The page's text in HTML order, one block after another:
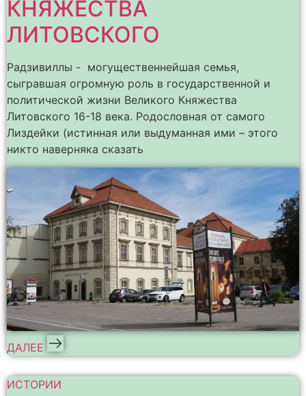
КНЯЖЕСТВА
ЛИТОВСКОГО
Радзивиллы - могущественнейшая семья,
сыгравшая огромную роль в государственной и
политической жизни Великого Княжества
Литовского 16-18 века. Родословная от самого
Лиздейки (истинная или выдуманная ими – этого
никто наверняка сказать
ДАЛЕЕ
ИСТОРИИ